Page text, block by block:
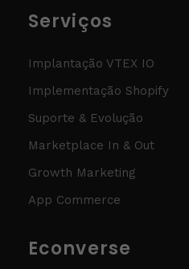
Serviços
Implantação VTEX IO
Implementação Shopify
Suporte & Evolução
Marketplace In & Out
Growth Marketing
App Commerce
Econverse